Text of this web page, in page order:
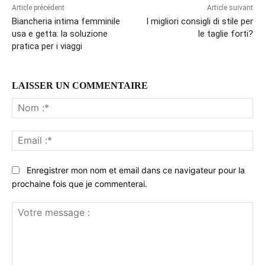
Article précédent
Biancheria intima femminile
usa e getta: la soluzione
pratica per i viaggi
Article suivant
I migliori consigli di stile per
le taglie forti?
LAISSER UN COMMENTAIRE
:*
:*
Enregistrer mon nom et email dans ce navigateur pour la
prochaine fois que je commenterai.